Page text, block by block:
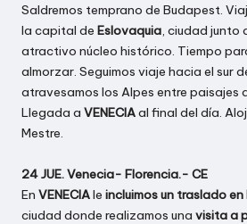
Saldremos temprano de Budapest.
la capital de Eslovaquia, ciudad junto
atractivo núcleo histórico. Tiempo
almorzar. Seguimos viaje hacia el sur
atravesamos los Alpes entre paisajes
Llegada a VENECIAal final del día.
Mestre.
24 JUE. Venecia- Florencia.- CE
En VENECIAle incluimos un traslado
ciudad donde realizamos una visita a